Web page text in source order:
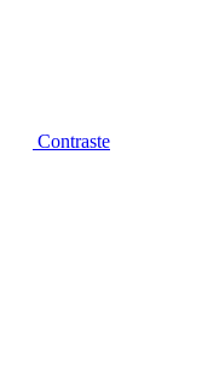
Contraste